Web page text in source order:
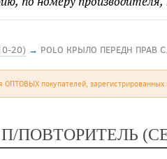
20) → POLO КРЫЛО ПЕРЕДН ПРАВ С.
покупателей,
ПОВТОРИТЕЛЬ